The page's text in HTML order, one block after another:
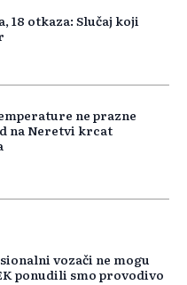
18 otkaza: Slučaj koji
ne prazne
na Neretvi krcat
vozači ne mogu
ponudili smo provodivo